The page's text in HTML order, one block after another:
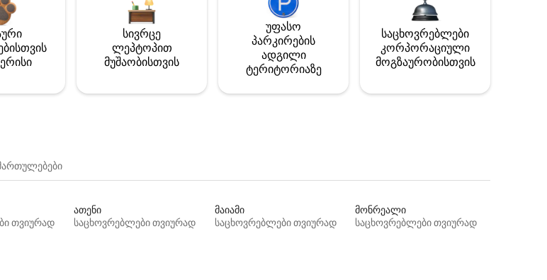
სივრცე
ლეპტოპით
მუშაობისთვის
უფასო
პარკირების
ადგილი
ტერიტორიაზე
საცხოვრებლები
კორპორაციული
მოგზაურობისთვის
თვიურად
ათენი
საცხოვრებლები თვიურად
მაიამი
საცხოვრებლები თვიურად
მონრეალი
საცხოვრებლები თვიურად